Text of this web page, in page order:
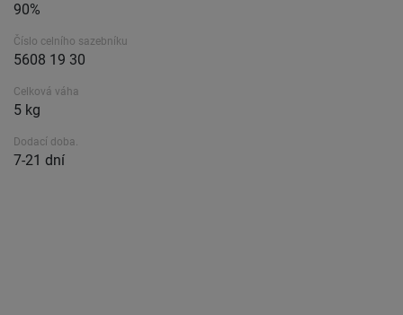
90%
Číslo celního sazebníku
5608 19 30
Celková váha
5 kg
Dodací doba.
7-21 dní